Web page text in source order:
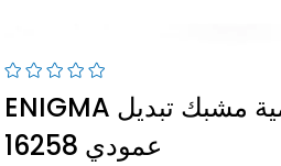
ENIGMA مشبك قاعدة أمامية مشبك تبديل
عمودي 16258